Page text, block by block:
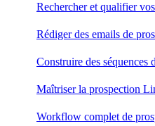
Rechercher et qualifier
Rédiger des emails de
Construire des séquences
Maîtriser la prospection
Workflow complet de